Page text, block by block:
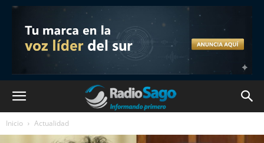
Inicio Actualidad